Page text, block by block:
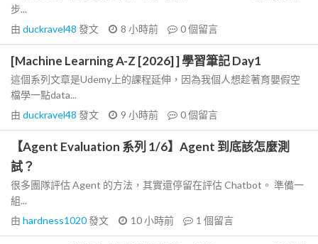
步...
由 duckravel48 發文 8 小時前 0個留言
[Machine Learning A-Z [2026] ] 學習筆記 Day1
這個系列文章是Udemy上的課程延伸，因為我個人想趁著育嬰假空
檔學一點data...
由 duckravel48 發文 9 小時前 0個留言
【Agent Evaluation 系列 1/6】Agent 到底該怎麼測
試？
很多團隊評估 Agent 的方法，其實還停留在評估 Chatbot。 準備一
組...
由 hardness1020發文 10 小時前 1 個留言